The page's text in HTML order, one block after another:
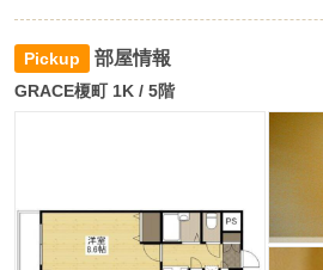
部屋情報
GRACE榎町 1K / 5階